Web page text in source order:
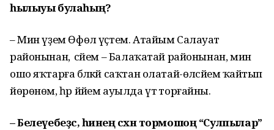
һылыуы булаһың?
– Мин үҙем Өфөлә үҫтем. Атайым Салауат
районынан, ә әсәйем – Балаҡатай районынан, мин
ошо яҡтарға бәләкәй саҡтан олатай-өләсәйемә ҡайтып
йөрөнөм, һәр йәйем ауылда үтә торғайны.
– Белеүебеҙсә, һинең сәхнә тормошоң “Сулпылар”